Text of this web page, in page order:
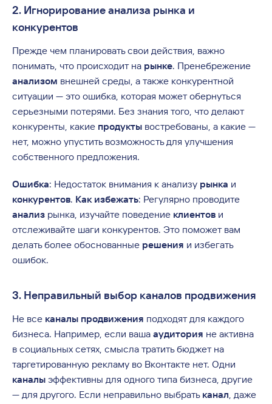
2. Игнорирование анализа рынка и
конкурентов
Прежде чем планировать свои действия, важно
понимать, что происходит на рынке. Пренебрежение
анализом внешней среды, а также конкурентной
ситуации — это ошибка, которая может обернуться
серьезными потерями. Без знания того, что делают
конкуренты, какие продукты востребованы, а какие —
нет, можно упустить возможность для улучшения
собственного предложения.
Ошибка: Недостаток внимания к анализу рынка и
конкурентов. Как избежать: Регулярно проводите
анализ рынка, изучайте поведение клиентов и
отслеживайте шаги конкурентов. Это поможет вам
делать более обоснованные решения и избегать
ошибок.
3. Неправильный выбор каналов продвижения
Не все каналы продвижения подходят для каждого
бизнеса. Например, если ваша аудитория не активна
в социальных сетях, смысла тратить бюджет на
таргетированную рекламу во Вконтакте нет. Одни
каналы эффективны для одного типа бизнеса, другие
— для другого. Если неправильно выбрать канал, даже